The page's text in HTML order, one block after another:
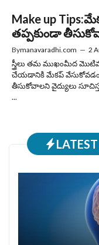
Make up
తప్పకుండా
Bymanavaradhi.com — 2
స్త్రీలు తమ ముఖంమీద
చేయడానికి మేకప్ వేసుకోవడం
తీసుకోవాలని వైద్యులు
...